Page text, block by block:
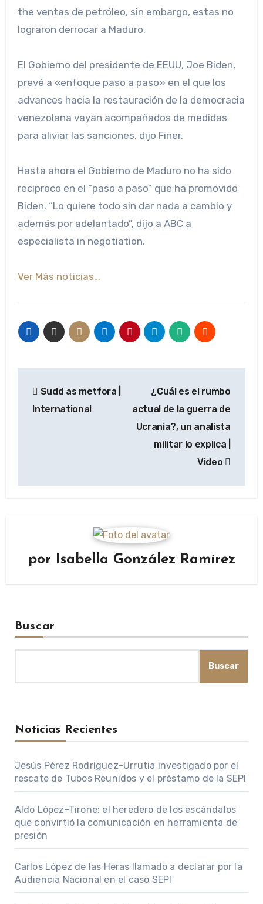
the ventas de petróleo, sin embargo, estas no
lograron derrocar a Maduro.
El Gobierno del presidente de EEUU, Joe Biden,
prevé a «enfoque paso a paso» en el que los
advances hacia la restauración de la democracia
venezolana vayan acompañados de medidas
para aliviar las sanciones, dijo Finer.
Hasta ahora el Gobierno de Maduro no ha sido
reciproco en el “paso a paso” que ha promovido
Biden. “Lo quiere todo sin dar nada a cambio y
además por adelantado”, dijo a ABC a
especialista in negotiation.
Ver Más noticias…
de
Sudd as metfora |
International
¿Cuál es el rumbo
actual de la guerra de
Ucrania?, un analista
militar lo explica |
Video
por Isabella González Ramírez
Buscar
Buscar
Noticias Recientes
Jesús Pérez Rodríguez-Urrutia investigado por el
rescate de Tubos Reunidos y el préstamo de la SEPI
Aldo López-Tirone: el heredero de los escándalos
que convirtió la comunicación en herramienta de
presión
Carlos López de las Heras llamado a declarar por la
Audiencia Nacional en el caso SEPI